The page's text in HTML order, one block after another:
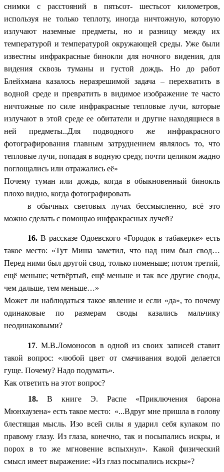
снимки с расстояний в пятьсот- шестьсот километров,
используя не только теплоту, иногда ничтожную, которую
излучают наземные предметы, но и разницу между их
температурой и температурой окружающей среды. Уже были
известны инфракрасные бинокли для ночного видения, для
видения сквозь туманы и густой дождь. Но до работ
Блейхмана казалось неразрешимой задача – перехватить в
водной среде и превратить в видимое изображение те часто
ничтожные по силе инфракрасные тепловые лучи, которые
излучают в этой среде ее обитатели и другие находящиеся в
ней предметы…Для подводного же инфракрасного
фотографирования главным затруднением являлось то, что
тепловые лучи, попадая в водную среду, почти целиком жадно
поглощались или отражались её»
Почему туман или дождь, когда в обыкновенный бинокль
плохо видно, когда фотографировать
в обычных световых лучах бессмысленно, всё это
можно сделать с помощью инфракрасных лучей?
16. В рассказе Одоевского «Городок в табакерке» есть
такое место: «Тут Миша заметил, что над ним был свод…
Перед ними был другой свод, только поменьше; потом третий,
ещё меньше; четвёртый, ещё меньше и так все другие своды,
чем дальше, тем меньше…»
Может ли наблюдаться такое явление и если «да», то почему
одинаковые по размерам своды казались мальчику
неодинаковыми?
17. М.В.Ломоносов в одной из своих записей ставит
такой вопрос: «любой цвет от смачивания водой делается
гуще. Почему? Надо подумать».
Как ответить на этот вопрос?
18. В книге Э. Распе «Приключения барона
Мюнхаузена» есть такое место: «...Вдруг мне пришла в голову
блестящая мысль. Изо всей силы я ударил себя кулаком по
правому глазу. Из глаза, конечно, так и посыпались искры, и
порох в то же мгновение вспыхнул». Какой физический
смысл имеет выражение: «Из глаз посыпались искры»?